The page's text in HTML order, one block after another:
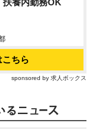
養内勤務OK
ちら
sponsored by 求人ボックス